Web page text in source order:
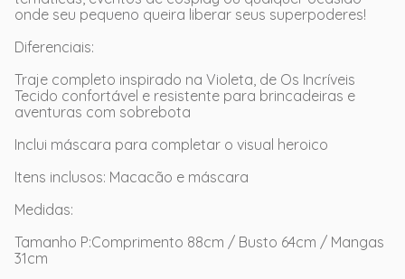
onde seu pequeno queira liberar seus superpoderes!
Diferenciais:
Traje completo inspirado na Violeta, de Os Incríveis
Tecido confortável e resistente para brincadeiras e
aventuras com sobrebota
Inclui máscara para completar o visual heroico
Itens inclusos: Macacão e máscara
Medidas:
Tamanho P:Comprimento 88cm / Busto 64cm / Mangas
31cm